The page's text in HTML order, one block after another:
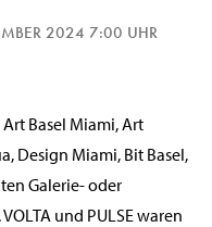
2024 7:00 UHR
Basel Miami, Art
Design Miami, Bit Basel,
Galerie- oder
und PULSE waren